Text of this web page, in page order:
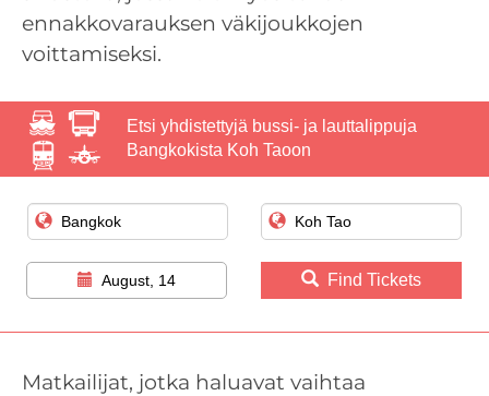
ennakkovarauksen väkijoukkojen
voittamiseksi.
Etsi yhdistettyjä bussi- ja lauttalippuja
Bangkokista Koh Taoon
August, 14 Find Tickets
Matkailijat, jotka haluavat vaihtaa